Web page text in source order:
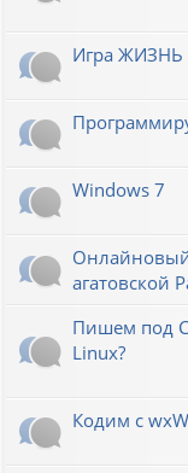
Игра ЖИЗНЬ
Windows 7
агатовской
Пишем под
Linux?
Кодим с